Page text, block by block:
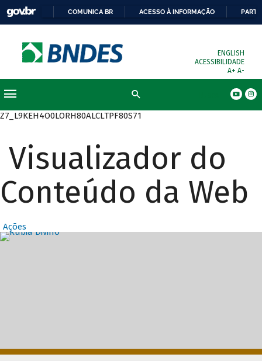
COMUNICA BR ACESSO À INFORMAÇÃO
ENGLISH
ACESSIBILIDADE
A+ A-
Z7_L9KEH4O0LORH80ALCLTPF80S71
Visualizador do
Conteúdo da Web
Ações
Destaques